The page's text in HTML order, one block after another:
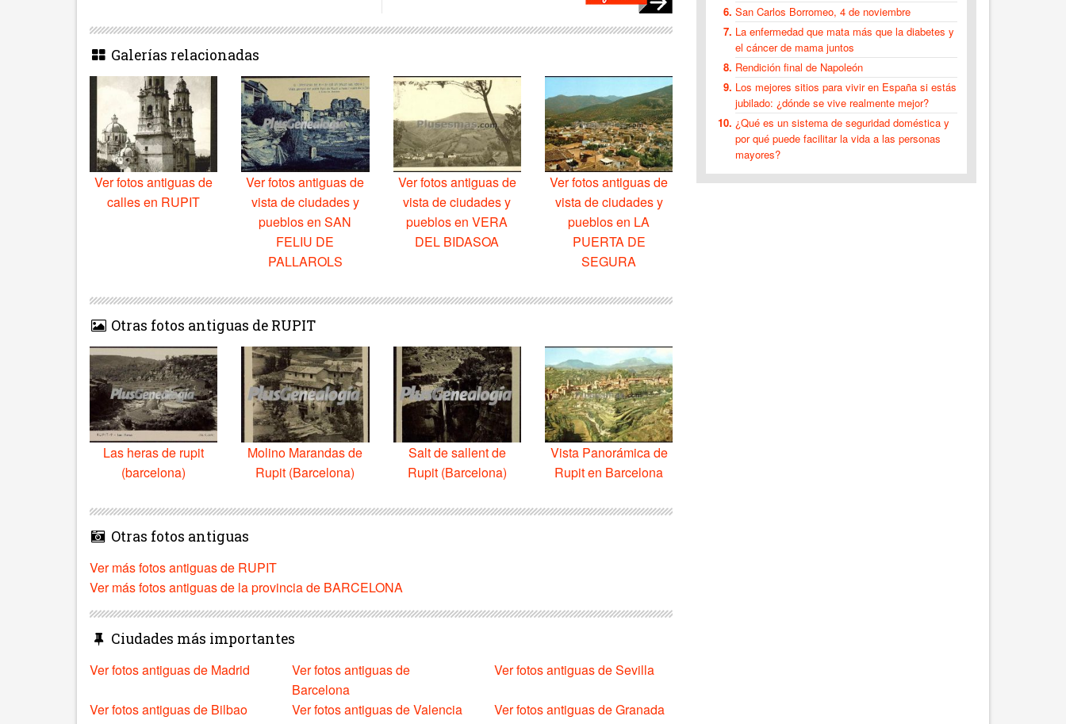
Galerías relacionadas
Ver fotos antiguas de
calles en RUPIT
Ver fotos antiguas de
vista de ciudades y
pueblos en SAN
FELIU DE
PALLAROLS
Ver fotos antiguas de
vista de ciudades y
pueblos en VERA
DEL BIDASOA
Ver fotos antiguas de
vista de ciudades y
pueblos en LA
PUERTA DE
SEGURA
Otras fotos antiguas de RUPIT
Las heras de rupit
(barcelona)
Molino Marandas de
Rupit (Barcelona)
Salt de sallent de
Rupit (Barcelona)
Vista Panorámica de
Rupit en Barcelona
Otras fotos antiguas
Ver más fotos antiguas de RUPIT
Ver más fotos antiguas de la provincia de BARCELONA
Ciudades más importantes
Ver fotos antiguas de Madrid
Ver fotos antiguas de
Barcelona
Ver fotos antiguas de Sevilla
Ver fotos antiguas de Bilbao Ver fotos antiguas de Valencia
Ver fotos antiguas de Granada
San Carlos Borromeo, 4 de noviembre
La enfermedad que mata más que la diabetes y
el cáncer de mama juntos
Rendición final de Napoleón
Los mejores sitios para vivir en España si estás
jubilado: ¿dónde se vive realmente mejor?
¿Qué es un sistema de seguridad doméstica y
por qué puede facilitar la vida a las personas
mayores?